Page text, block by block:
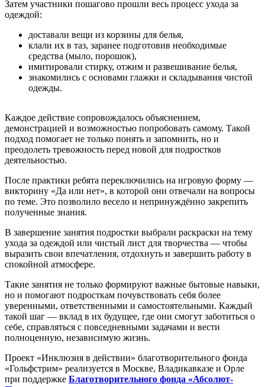
Затем участники пошагово прошли весь процесс ухода за
одеждой:
доставали вещи из корзины для белья,
клали их в таз, заранее подготовив необходимые
средства (мыло, порошок),
имитировали стирку, отжим и развешивание белья,
знакомились с основами глажки и складывания чистой
одежды.
Каждое действие сопровождалось объяснением,
демонстрацией и возможностью попробовать самому. Такой
подход помогает не только понять и запомнить, но и
преодолеть тревожность перед новой для подростков
деятельностью.
После практики ребята переключились на игровую форму —
викторину «Да или нет», в которой они отвечали на вопросы
по теме. Это позволило весело и непринуждённо закрепить
полученные знания.
В завершение занятия подростки выбрали раскраски на тему
ухода за одеждой или чистый лист для творчества — чтобы
выразить свои впечатления, отдохнуть и завершить работу в
спокойной атмосфере.
Такие занятия не только формируют важные бытовые навыки,
но и помогают подросткам почувствовать себя более
уверенными, ответственными и самостоятельными. Каждый
такой шаг — вклад в их будущее, где они смогут заботиться о
себе, справляться с повседневными задачами и вести
полноценную, независимую жизнь.
Проект «Инклюзия в действии» благотворительного фонда
«Гольфстрим» реализуется в Москве, Владикавказе и Орле
при поддержке Благотворительного фонда «Абсолют-